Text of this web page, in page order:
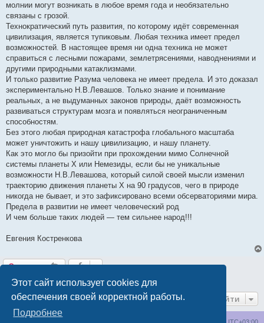
Этот сайт использует cookies для
обеспечения своей корректной работы.
Подробнее
молнии могут возникать в любое время года и необязательно
связаны с грозой.
Технократический путь развития, по которому идёт современная
цивилизация, является тупиковым. Любая техника имеет предел
возможностей. В настоящее время ни одна техника не может
справиться с лесными пожарами, землетрясениями, наводнениями и
другими природными катаклизмами.
И только развитие Разума человека не имеет предела. И это доказал
экспериментально Н.В.Левашов. Только знание и понимание
реальных, а не выдуманных законов природы, даёт возможность
развиваться структурам мозга и появляться неограниченным
способностям.
Без этого любая природная катастрофа глобального масштаба
может уничтожить и нашу цивилизацию, и нашу планету.
Как это могло бы призойти при прохождении мимо Солнечной
системы планеты Х или Немезиды, если бы не уникальные
возможности Н.В.Левашова, который силой своей мысли изменил
траекторию движения планеты Х на 90 градусов, чего в природе
никогда не бывает, и это зафиксировано всеми обсерваториями мира.
Предела в развитии не имеет человеческий род
И чем больше таких людей — тем сильнее народ!!!
Евгения Костренкова
Ответить
1 сообщение • Страница
Перейти